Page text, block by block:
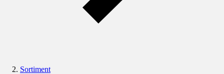
Sortiment